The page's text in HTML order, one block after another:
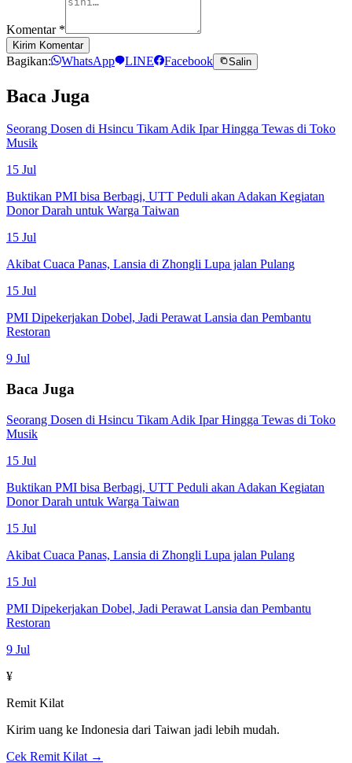
Komentar *
Kirim Komentar
Bagikan: WhatsApp LINE Facebook Salin
Baca Juga
Seorang Dosen di Hsincu Tikam Adik Ipar Hingga Tewas di Toko
Musik
15 Jul
Buktikan PMI bisa Berbagi, UTT Peduli akan Adakan Kegiatan
Donor Darah untuk Warga Taiwan
15 Jul
Akibat Cuaca Panas, Lansia di Zhongli Lupa jalan Pulang
15 Jul
PMI Dipekerjakan Dobel, Jadi Perawat Lansia dan Pembantu
Restoran
9 Jul
Baca Juga
Seorang Dosen di Hsincu Tikam Adik Ipar Hingga Tewas di Toko
Musik
15 Jul
Buktikan PMI bisa Berbagi, UTT Peduli akan Adakan Kegiatan
Donor Darah untuk Warga Taiwan
15 Jul
Akibat Cuaca Panas, Lansia di Zhongli Lupa jalan Pulang
15 Jul
PMI Dipekerjakan Dobel, Jadi Perawat Lansia dan Pembantu
Restoran
9 Jul
¥
Remit Kilat
Kirim uang ke Indonesia dari Taiwan jadi lebih mudah.
Cek Remit Kilat →